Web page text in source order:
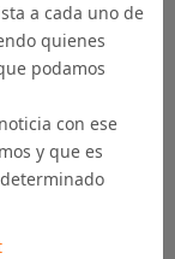
a cada uno de
quienes
podamos
con ese
y que es